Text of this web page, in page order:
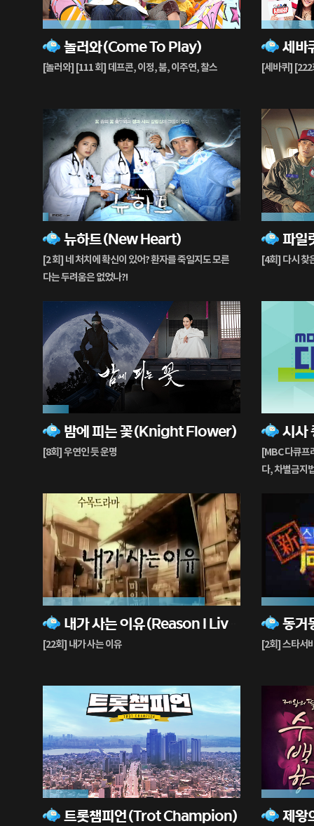
놀러와(Come To Play)
[놀러와] [111 회] 데프콘, 이정, 붐, 이주연, 찰스
69%
재
생
[세바퀴]
49%
재
생
뉴하트(New Heart)
[2 회] 네 처치에 확신이 있어? 환자를 죽일지도 모른
다는 두려움은 없었나?!
3%
재
생
중
파
[4회] 다시
37%
재
생
밤에 피는 꽃(Knight Flower)
[8회] 우연인 듯 운명
13%
재
생
시사
[MBC 다큐
다, 차별금지
0%
재
생
중
[22회] 내가 사는 이유
82%
재
생
[2회] 스타서
34%
재
생
트롯챔피언(Trot Champion)
23%
재
40%
재